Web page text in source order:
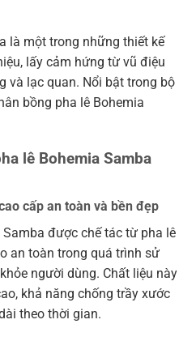
là một trong những thiết kế
lấy cảm hứng từ vũ điệu
và lạc quan. Nổi bật trong bộ
bồng pha lê Bohemia
lê Bohemia Samba
cấp an toàn và bền đẹp
được chế tác từ pha lê
an toàn trong quá trình sử
người dùng. Chất liệu này
khả năng chống trầy xước
theo thời gian.